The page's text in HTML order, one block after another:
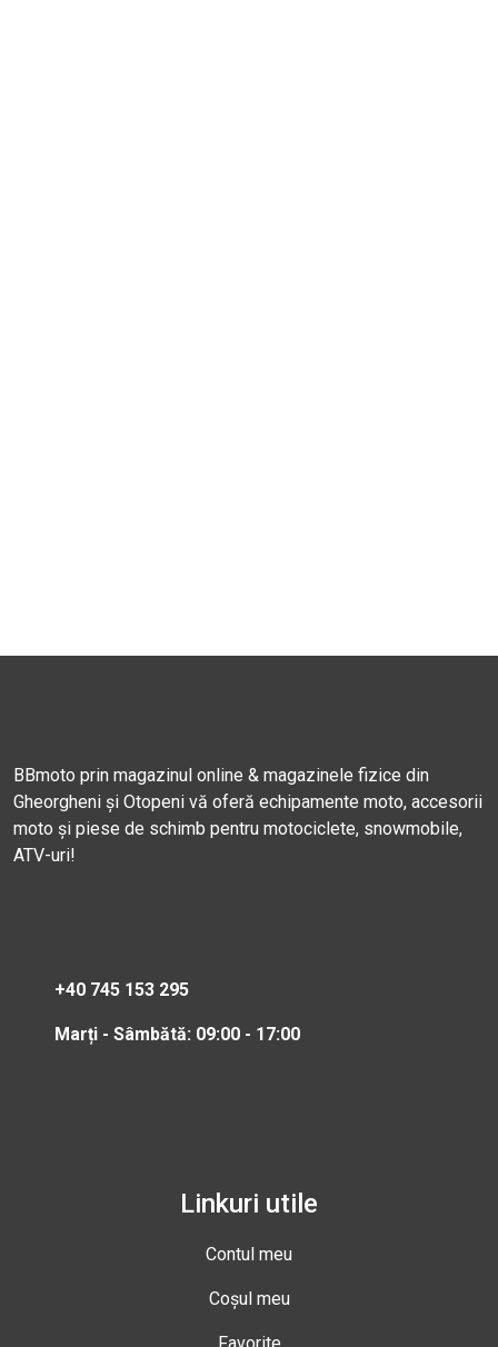
BBmoto prin magazinul online & magazinele fizice din
Gheorgheni și Otopeni vă oferă echipamente moto, accesorii
moto și piese de schimb pentru motociclete, snowmobile,
ATV-uri!
+40 745 153 295
Marți - Sâmbătă: 09:00 - 17:00
Linkuri utile
Contul meu
Coșul meu